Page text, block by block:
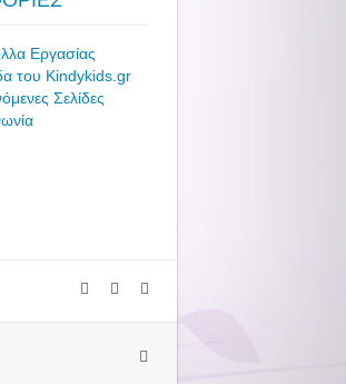
Εργασίας
του Kindykids.gr
Σελίδες